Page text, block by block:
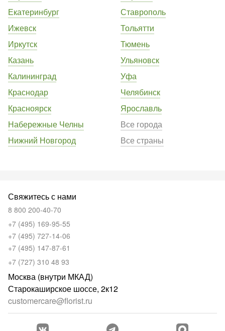
Екатеринбург
Ижевск
Иркутск
Казань
Калининград
Краснодар
Красноярск
Набережные Челны
Нижний Новгород
Ставрополь
Тольятти
Тюмень
Ульяновск
Уфа
Челябинск
Ярославль
Все города
Все страны
Свяжитесь с нами
8 800 200-40-70
+7 (495) 169-95-55
+7 (495) 727-14-06
+7 (495) 147-87-61
+7 (727) 310 48 93
Москва (внутри МКАД)
Старокаширское шоссе, 2к12
customercare@florist.ru